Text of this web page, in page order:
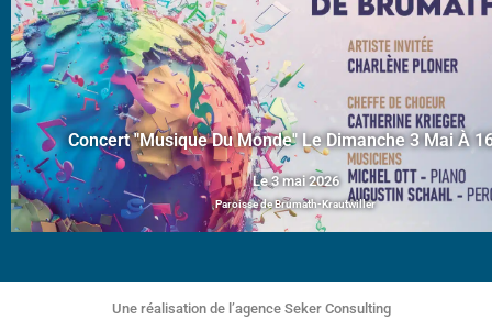
Concert "Musique Du Monde" Le Dimanche 3 Mai À
Le 3 mai 2026
Paroisse de Brumath-Krautwiller
Une réalisation de l’agence Seker Consulting